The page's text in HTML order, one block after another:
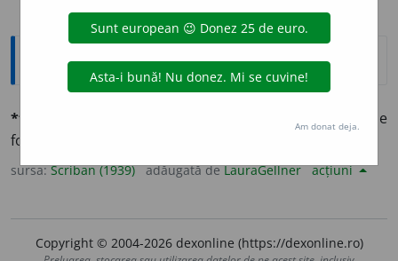
Explicative DEX
*fochíst
). Focar, cel ce aprinde și întreține
focu la o locomotivă (fr.
sursa:Scriban (1939) adăugată deLauraGellner acțiuni
Copyright © 2004-2026 dexonline (https://dexonline.ro)
Am donat deja.